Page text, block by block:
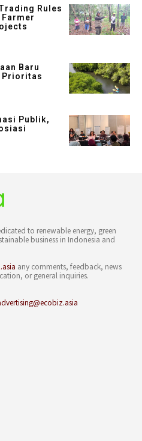
Rules
Baru
Prioritas
Publik,
to renewable energy, green
business in Indonesia and
any comments, feedback, news
or general inquiries.